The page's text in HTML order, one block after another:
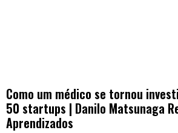
Como um médico se tornou
50 startups | Danilo Matsunaga
Aprendizados